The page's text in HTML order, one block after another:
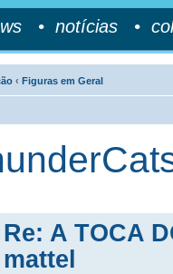
• notícias •
‹ Figuras em Geral
Re: A TOCA
mattel